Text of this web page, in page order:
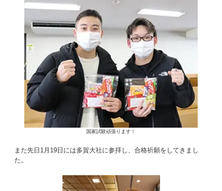
国家試験頑張ります！
また先日1月19日には多賀大社に参拝し、合格祈願をしてきまし
た。